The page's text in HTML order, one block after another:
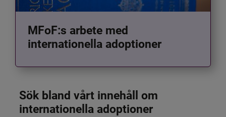
MFoF:s arbete med
internationella adoptioner
Sök bland vårt innehåll om
internationella adoptioner